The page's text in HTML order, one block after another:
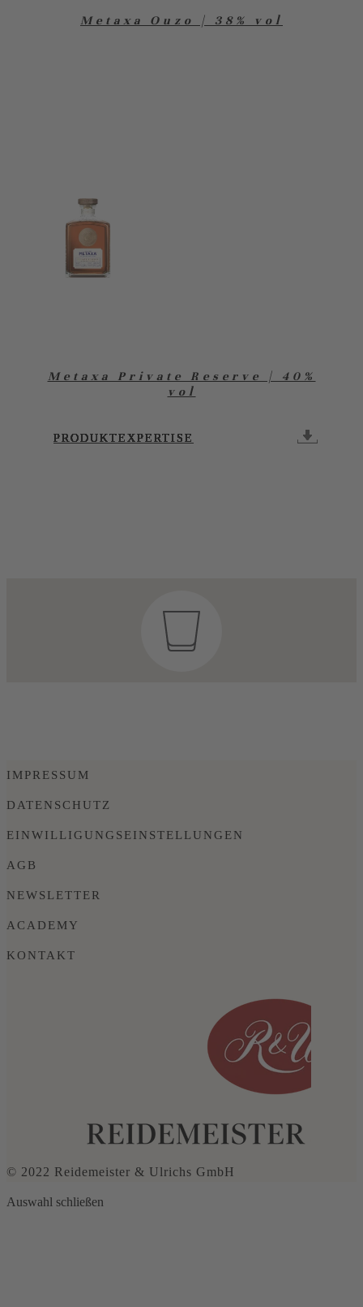
PRODUKTEXPERTISE
PRODUKTEXPERTISE
PRODUKTEXPERTISE
PRODUKTEXPERTISE
PRODUKTEXPERTISE
PRODUKTEXPERTISE
PRODUKTEXPERTISE
PRODUKTEXPERTISE
Metaxa Ouzo | 38% vol
PRODUKTEXPERTISE
Metaxa Private Reserve | 40%
vol
PRODUKTEXPERTISE
IMPRESSUM
DATENSCHUTZ
EINWILLIGUNGSEINSTELLUNGEN
AGB
NEWSLETTER
ACADEMY
KONTAKT
© 2022 Reidemeister & Ulrichs GmbH
Auswahl schließen